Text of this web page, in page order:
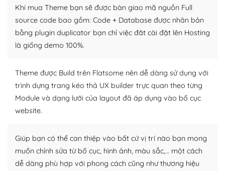
Nếu bạn gặp khó khăn, bạn có thể lên mạng và tìm
kiếm những cộng đồng WordPress, họ sẽ giúp bạn trả
lời, giải đáp vấn đề của bạn.
Cộng đồng sử dụng WordPress sẵn sàng hỗ trợ bạn
– Đa dạng plugin và themes
Plugin mở rộng là thành phần cài đặt thêm vào
WordPress để tăng thêm các tính năng cần thiết. Có
nhiều plugin trả phí hoặc miễn phí.
Nhờ lượng người dùng đông đảo, thư viện themes và
plugin của WordPress rất phong phú. Bạn có thể thỏa
thích chọn lựa plugin và themes phù hợp cho mục đích
Khi mua Theme bạn sẽ được bàn giao mã nguồn Full
source code bao gồm: Code + Database được nhân bản
bằng plugin duplicator bạn chỉ việc đăt cài đặt lên Hosting
là giống demo 100%.
Theme được Build trên Flatsome nên dễ dàng sử dụng với
trình dựng trang kéo thả UX builder trực quan theo từng
Module và dạng lưới của layout đã áp dụng vào bố cục
website.
Giúp bạn có thể can thiệp vào bất cứ vị trí nào bạn mong
muốn chỉnh sửa từ bố cục, hình ảnh, màu sắc,… một cách
dễ dàng phù hợp với phong cách cũng như thương hiệu